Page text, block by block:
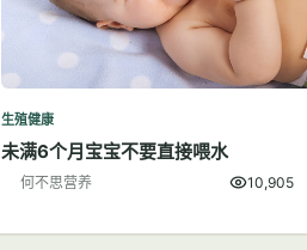
生殖健康
未满6个月宝宝不要直接喂水
何不思营养 10,905